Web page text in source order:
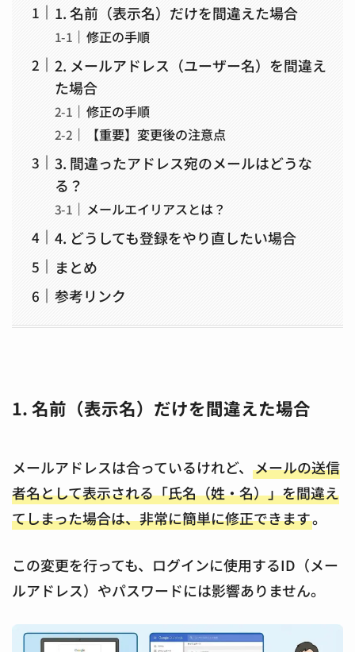
1. 名前（表示名）だけを間違えた場合
修正の手順
2. メールアドレス（ユーザー名）を間違え
た場合
修正の手順
【重要】変更後の注意点
3. 間違ったアドレス宛のメールはどうな
る？
メールエイリアスとは？
4. どうしても登録をやり直したい場合
まとめ
参考リンク
1. 名前（表示名）だけを間違えた場合
メールアドレスは合っているけれど、 メールの送信
者名として表示される「氏名（姓・名）」を間違え
てしまった場合は、非常に簡単に修正できます。
この変更を行っても、ログインに使用するID（メー
ルアドレス）やパスワードには影響ありません。